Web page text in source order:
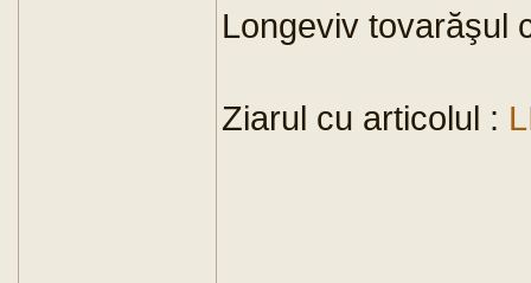
Longeviv tovarăşul
Ziarul cu articolul :